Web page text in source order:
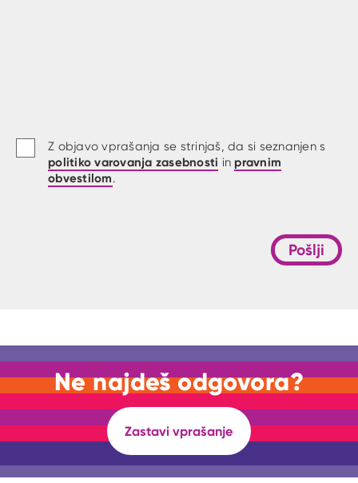
Z objavo vprašanja se strinjaš, da si seznanjen s
politiko varovanja zasebnosti in pravnim
obvestilom.
Pošlji
Ne najdeš odgovora?
Zastavi vprašanje